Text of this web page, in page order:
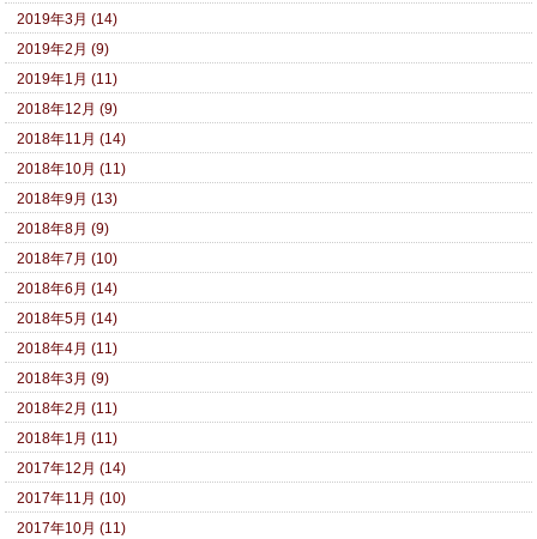
2019年3月 (14)
2019年2月 (9)
2019年1月 (11)
2018年12月 (9)
2018年11月 (14)
2018年10月 (11)
2018年9月 (13)
2018年8月 (9)
2018年7月 (10)
2018年6月 (14)
2018年5月 (14)
2018年4月 (11)
2018年3月 (9)
2018年2月 (11)
2018年1月 (11)
2017年12月 (14)
2017年11月 (10)
2017年10月 (11)